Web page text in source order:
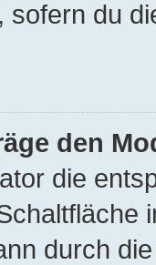
sofern du
den
die
durch